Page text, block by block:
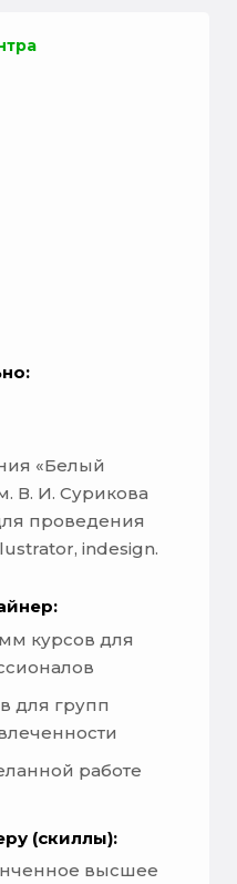
«Белый
В. И. Сурикова
проведения
indesign.
курсов для
для групп
работе
(скиллы):
высшее